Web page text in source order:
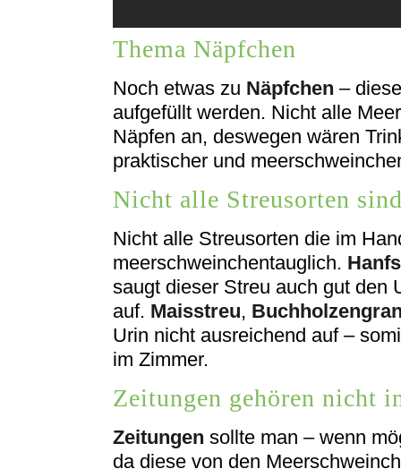
Thema Näpfchen
Noch etwas zu Näpfchen –
aufgefüllt werden. Nicht alle
Näpfen an, deswegen wären
praktischer und
Nicht alle Streusorten
Nicht alle Streusorten die im
meerschweinchentauglich.
saugt dieser Streu auch gut den
auf. Maisstreu,
Urin nicht ausreichend auf –
im Zimmer.
Zeitungen gehören nicht
Zeitungen sollte man – wenn
da diese von den